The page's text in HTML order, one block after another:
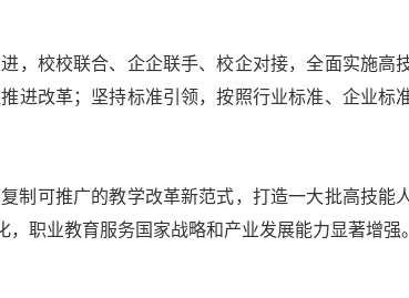
校校联合、企企联手、校企对接，全面实施高
进改革；坚持标准引领，按照行业标准、企业标
可推广的教学改革新范式，打造一大批高技能
职业教育服务国家战略和产业发展能力显著增强。